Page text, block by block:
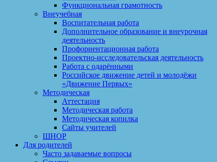
Функциональная грамотность
Внеучебная
Воспитательная работа
Дополнительное образование и внеурочная
деятельность
Профориентационная работа
Проектно-исследовательская деятельность
Работа с одарёнными
Российское движение детей и молодёжи
«Движение Первых»
Методическая
Аттестация
Методическая работа
Методическая копилка
Сайты учителей
ШНОР
Для родителей
Часто задаваемые вопросы